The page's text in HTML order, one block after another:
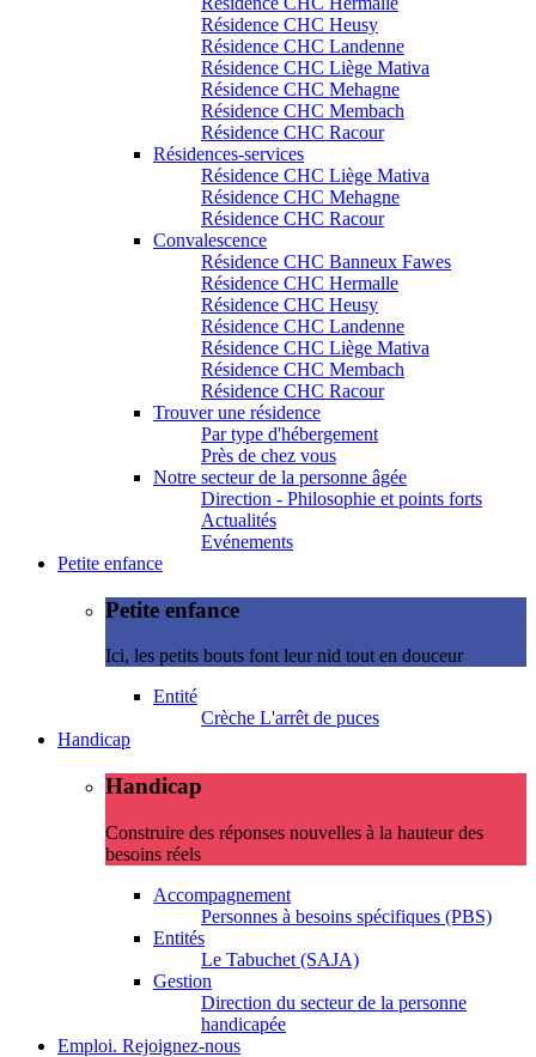
Résidence CHC Heusy
Résidence CHC Landenne
Résidence CHC Liège Mativa
Résidence CHC Mehagne
Résidence CHC Membach
Résidence CHC Racour
Résidences-services
Résidence CHC Liège Mativa
Résidence CHC Mehagne
Résidence CHC Racour
Convalescence
Résidence CHC Banneux Fawes
Résidence CHC Hermalle
Résidence CHC Heusy
Résidence CHC Landenne
Résidence CHC Liège Mativa
Résidence CHC Membach
Résidence CHC Racour
Trouver une résidence
Par type d'hébergement
Près de chez vous
Notre secteur de la personne âgée
Direction - Philosophie et points forts
Actualités
Evénements
Petite enfance
Petite enfance
Ici, les petits bouts font leur nid tout en douceur
Entité
Crèche L'arrêt de puces
Handicap
Handicap
Construire des réponses nouvelles à la hauteur des
besoins réels
Accompagnement
Personnes à besoins spécifiques (PBS)
Entités
Le Tabuchet (SAJA)
Gestion
Direction du secteur de la personne
handicapée
Emploi. Rejoignez-nous